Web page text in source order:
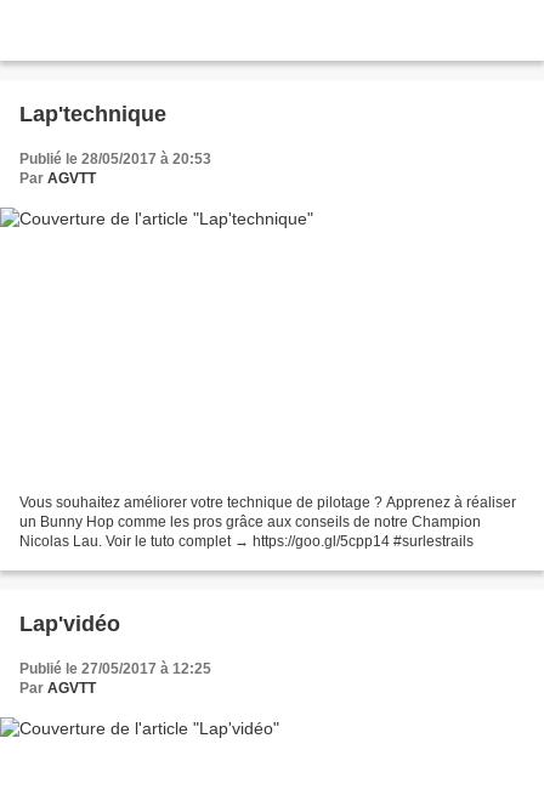
Lap'technique
Publié le 28/05/2017 à 20:53
Par AGVTT
Vous souhaitez améliorer votre technique de pilotage ? Apprenez à réaliser
un Bunny Hop comme les pros grâce aux conseils de notre Champion
Nicolas Lau. Voir le tuto complet → https://goo.gl/5cpp14 #surlestrails
Lap'vidéo
Publié le 27/05/2017 à 12:25
Par AGVTT